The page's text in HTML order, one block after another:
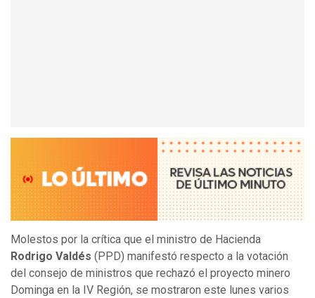
Molestos por la crítica que el ministro de Hacienda
Rodrigo Valdés (PPD) manifestó respecto a la votación
del consejo de ministros que rechazó el proyecto minero
Dominga en la IV Región, se mostraron este lunes varios